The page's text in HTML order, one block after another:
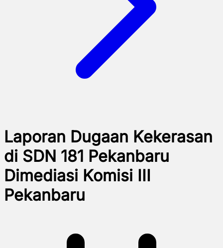
Laporan Dugaan Kekerasan
di SDN 181 Pekanbaru
Dimediasi Komisi III
Pekanbaru